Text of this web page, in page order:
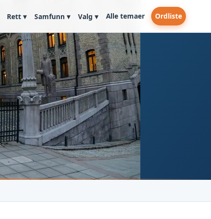
Rett ▾ Samfunn ▾ Valg ▾ Alle temaer Ordliste